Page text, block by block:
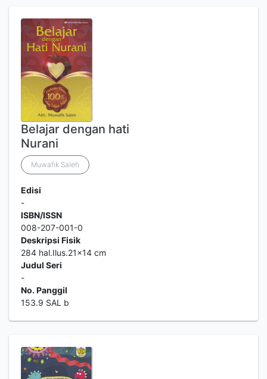
Belajar dengan hati
Nurani
Muwafik Saleh
Edisi
-
ISBN/ISSN
008-207-001-0
Deskripsi Fisik
284 hal.Ilus.21x14 cm
Judul Seri
-
No. Panggil
153.9 SAL b